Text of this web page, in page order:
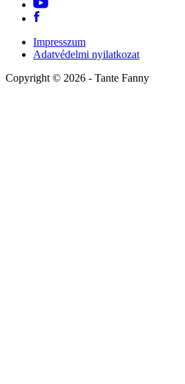
Impresszum
Adatvédelmi nyilatkozat
Copyright © 2026 - Tante Fanny